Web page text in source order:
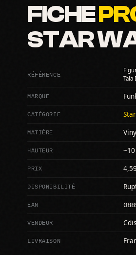
FICHE
STAR
RÉFÉRENCE
Tala
MARQUE
CATÉGORIE
MATIÈRE
HAUTEUR
PRIX
DISPONIBILITÉ
EAN
VENDEUR
LIVRAISON